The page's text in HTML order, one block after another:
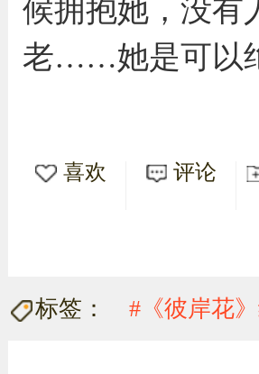
候拥抱她，没有
老……她是可以
喜欢 评论
标签： #《彼岸花